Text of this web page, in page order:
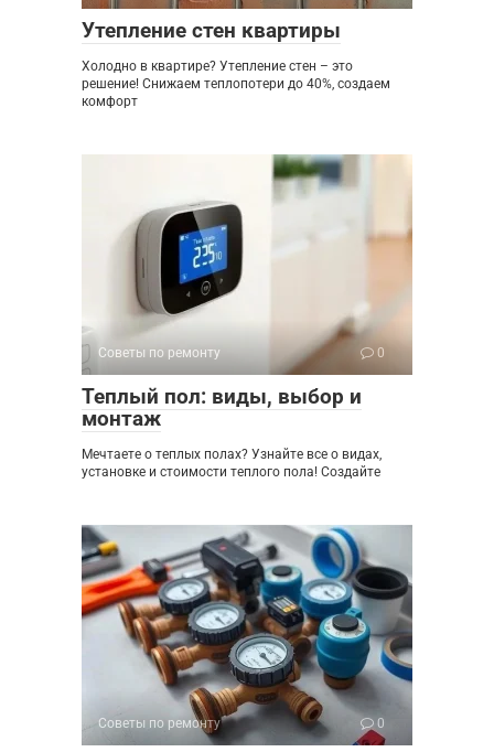
Утепление стен квартиры
Холодно в квартире? Утепление стен – это
решение! Снижаем теплопотери до 40%, создаем
комфорт
Советы по ремонту 0
Теплый пол: виды, выбор и
монтаж
Мечтаете о теплых полах? Узнайте все о видах,
установке и стоимости теплого пола! Создайте
Советы по ремонту 0